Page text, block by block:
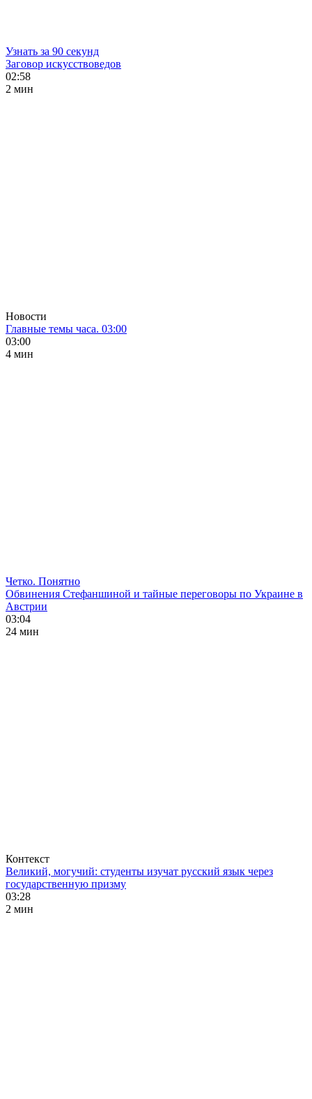
Узнать за 90 секунд
Заговор искусствоведов
02:58
2 мин
Новости
Главные темы часа. 03:00
03:00
4 мин
Четко. Понятно
Обвинения Стефаншиной и тайные переговоры по Украине в
Австрии
03:04
24 мин
Контекст
Великий, могучий: студенты изучат русский язык через
государственную призму
03:28
2 мин